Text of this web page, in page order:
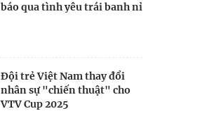
báo qua tình yêu trái banh nỉ
Đội trẻ Việt Nam thay đổi
nhân sự "chiến thuật" cho
VTV Cup 2025